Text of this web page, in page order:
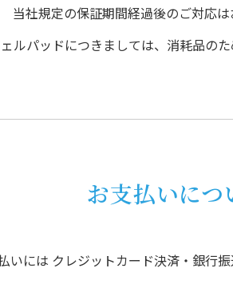
当社規定の保証期間経過後のご対応は
ルパッドにつきましては、消耗品のた
お支払いにつ
いには クレジットカード決済・銀行振